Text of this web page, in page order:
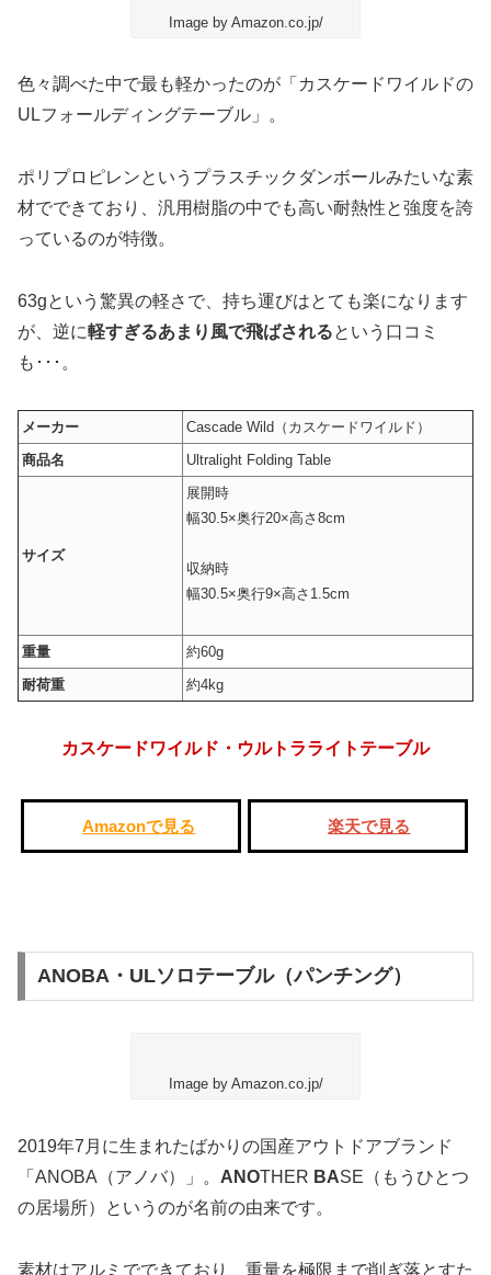
Image by Amazon.co.jp/
色々調べた中で最も軽かったのが 「カスケードワイルドの
ULフォールディングテーブル」 。
ポリプロピレンというプラスチックダンボールみたいな素
材でできており、汎用樹脂の中でも高い耐熱性と強度を誇
っているのが特徴。
63gという驚異の軽さで、持ち運びはとても楽になります
が、逆に軽すぎるあまり風で飛ばされるという口コミ
も･･･。
メーカー
Cascade Wild（カスケードワイルド）
商品名
Ultralight Folding Table
サイズ
展開時
幅30.5×奥行20×高さ8cm
収納時
幅30.5×奥行9×高さ1.5cm
重量
約60g
耐荷重
約4kg
カスケードワイルド・ウルトラライトテーブル
Amazonで見る 楽天で見る
ANOBA・ULソロテーブル（パンチング）
Image by Amazon.co.jp/
2019年7月に生まれたばかりの国産アウトドアブランド
「ANOBA（アノバ）」
。 ANOTHER BASE（もうひとつ
の居場所）というのが名前の由来です。
素材はアルミでできており、重量を極限まで削ぎ落とすた